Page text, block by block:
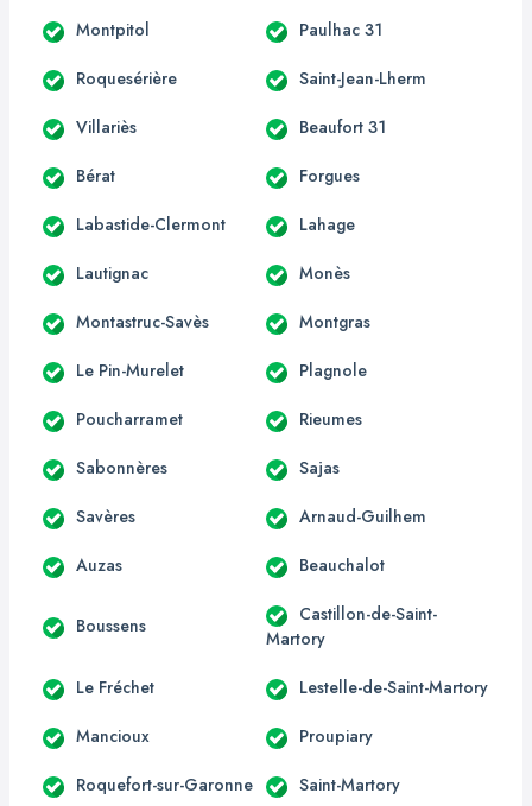
Montpitol Paulhac 31
Roquesérière Saint-Jean-Lherm
Villariès Beaufort 31
Bérat Forgues
Labastide-Clermont Lahage
Lautignac Monès
Montastruc-Savès Montgras
Le Pin-Murelet Plagnole
Poucharramet Rieumes
Sabonnères Sajas
Savères Arnaud-Guilhem
Auzas Beauchalot
Boussens
Castillon-de-Saint-
Martory
Le Fréchet Lestelle-de-Saint-Martory
Mancioux Proupiary
Roquefort-sur-Garonne Saint-Martory